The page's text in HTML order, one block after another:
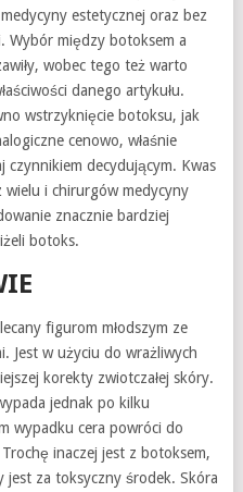
estetycznej oraz bez
Wybór między botoksem a
wobec tego też warto
danego artykułu.
wstrzyknięcie botoksu, jak
cenowo, właśnie
decydującym. Kwas
i chirurgów medycyny
znacznie bardziej
botoks.
figurom młodszym ze
Jest w użyciu do wrażliwych
korekty zwiotczałej skóry.
jednak po kilku
wypadku cera powróci do
inaczej jest z botoksem,
za toksyczny środek. Skóra